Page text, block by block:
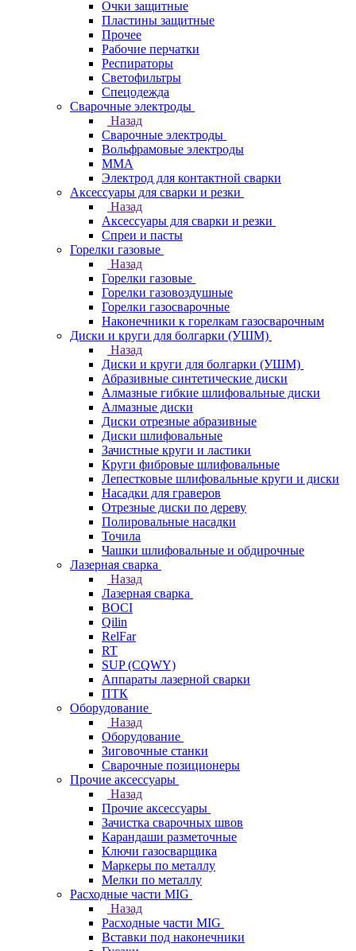
Очки защитные
Пластины защитные
Прочее
Рабочие перчатки
Респираторы
Светофильтры
Спецодежда
Сварочные электроды
Назад
Сварочные электроды
Вольфрамовые электроды
ММА
Электрод для контактной сварки
Аксессуары для сварки и резки
Назад
Аксессуары для сварки и резки
Спреи и пасты
Горелки газовые
Назад
Горелки газовые
Горелки газовоздушные
Горелки газосварочные
Наконечники к горелкам газосварочным
Диски и круги для болгарки (УШМ)
Назад
Диски и круги для болгарки (УШМ)
Абразивные синтетические диски
Алмазные гибкие шлифовальные диски
Алмазные диски
Диски отрезные абразивные
Диски шлифовальные
Зачистные круги и ластики
Круги фибровые шлифовальные
Лепестковые шлифовальные круги и диски
Насадки для граверов
Отрезные диски по дереву
Полировальные насадки
Точила
Чашки шлифовальные и обдирочные
Лазерная сварка
Назад
Лазерная сварка
BOCI
Qilin
RelFar
RT
SUP (CQWY)
Аппараты лазерной сварки
ПТК
Оборудование
Назад
Оборудование
Зиговочные станки
Сварочные позиционеры
Прочие аксессуары
Назад
Прочие аксессуары
Зачистка сварочных швов
Карандаши разметочные
Ключи газосварщика
Маркеры по металлу
Мелки по металлу
Расходные части MIG
Назад
Расходные части MIG
Вставки под наконечники